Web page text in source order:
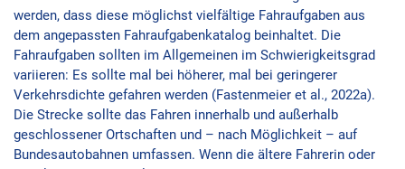
werden, dass diese möglichst vielfältige Fahraufgaben aus
dem angepassten Fahraufgabenkatalog beinhaltet. Die
Fahraufgaben sollten im Allgemeinen im Schwierigkeitsgrad
variieren: Es sollte mal bei höherer, mal bei geringerer
Verkehrsdichte gefahren werden (Fastenmeier et al., 2022a).
Die Strecke sollte das Fahren innerhalb und außerhalb
geschlossener Ortschaften und – nach Möglichkeit – auf
Bundesautobahnen umfassen. Wenn die ältere Fahrerin oder